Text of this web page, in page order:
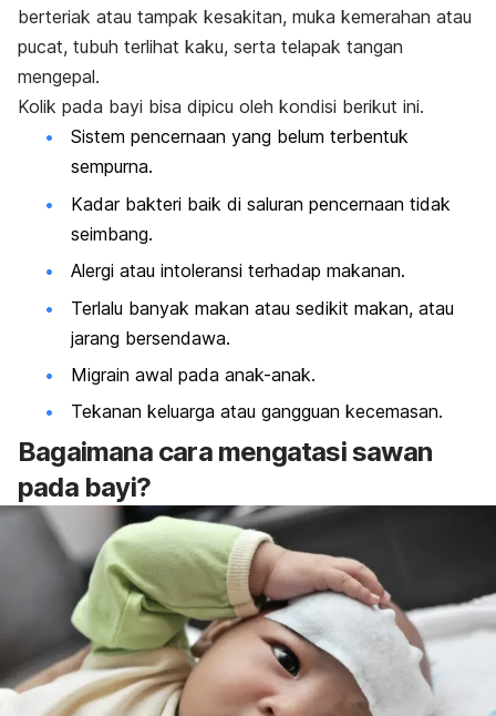
berteriak atau tampak kesakitan, muka kemerahan atau
pucat, tubuh terlihat kaku, serta telapak tangan
mengepal.
Kolik pada bayi bisa dipicu oleh kondisi berikut ini.
Sistem pencernaan yang belum terbentuk
sempurna.
Kadar bakteri baik di saluran pencernaan tidak
seimbang.
Alergi atau intoleransi terhadap makanan.
Terlalu banyak makan atau sedikit makan, atau
jarang bersendawa.
Migrain awal pada anak-anak.
Tekanan keluarga atau gangguan kecemasan.
Bagaimana cara mengatasi sawan
pada bayi?